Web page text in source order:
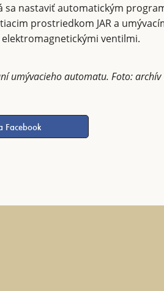
sa nastaviť automatickým
prostriedkom JAR a
ventilmi.
umývacieho automatu. Foto: archív
Facebook